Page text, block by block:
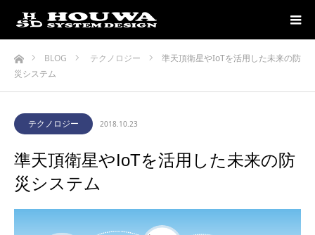
ホームBLOG テクノロジー
準天頂衛星やIoTを活用した未来の防
災システム
テクノロジー 2018.10.23
準天頂衛星やIoTを活用した未来の防
災システム